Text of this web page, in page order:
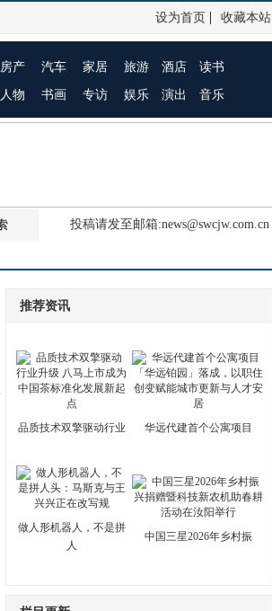
设为首页| 收藏本站
房产 汽车 家居 旅游 酒店 读书
人物 书画 专访 娱乐 演出 音乐
投稿请发至邮箱:news@swcjw.com.cn
推荐资讯
品质技术双擎驱动行业 华远代建首个公寓项目
做人形机器人，不是拼
人
中国三星2026年乡村振